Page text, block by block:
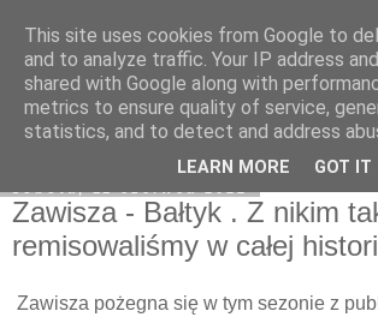
Zawisza1946.pl
Zawisza - Bałtyk . Z nikim
remisowaliśmy w całej
Zawisza pożegna się w tym sezonie z
This site uses cookies from Google to
and to analyze traffic. Your IP address
shared with Google along with
metrics to ensure quality of service,
statistics, and to detect and address
LEARN MORE GOT IT